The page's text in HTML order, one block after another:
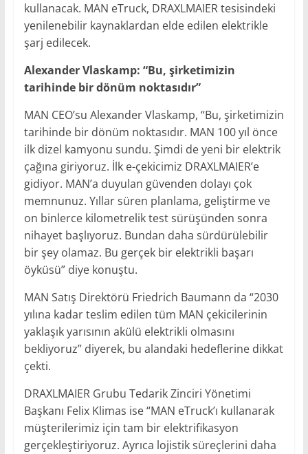
kullanacak. MAN eTruck, DRAXLMAIER tesisindeki
yenilenebilir kaynaklardan elde edilen elektrikle
şarj edilecek.
Alexander Vlaskamp: “Bu, şirketimizin
tarihinde bir dönüm noktasıdır”
MAN CEO’su Alexander Vlaskamp, “Bu, şirketimizin
tarihinde bir dönüm noktasıdır. MAN 100 yıl önce
ilk dizel kamyonu sundu. Şimdi de yeni bir elektrik
çağına giriyoruz. İlk e-çekicimiz DRAXLMAIER’e
gidiyor. MAN’a duyulan güvenden dolayı çok
memnunuz. Yıllar süren planlama, geliştirme ve
on binlerce kilometrelik test sürüşünden sonra
nihayet başlıyoruz. Bundan daha sürdürülebilir
bir şey olamaz. Bu gerçek bir elektrikli başarı
öyküsü” diye konuştu.
MAN Satış Direktörü Friedrich Baumann da “2030
yılına kadar teslim edilen tüm MAN çekicilerinin
yaklaşık yarısının akülü elektrikli olmasını
bekliyoruz” diyerek, bu alandaki hedeflerine dikkat
çekti.
DRAXLMAIER Grubu Tedarik Zinciri Yönetimi
Başkanı Felix Klimas ise “MAN eTruck’ı kullanarak
müşterilerimiz için tam bir elektrifikasyon
gerçekleştiriyoruz. Ayrıca lojistik süreçlerini daha